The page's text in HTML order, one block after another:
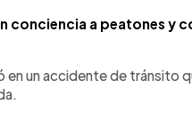
conciencia a peatones y
en un accidente de tránsito